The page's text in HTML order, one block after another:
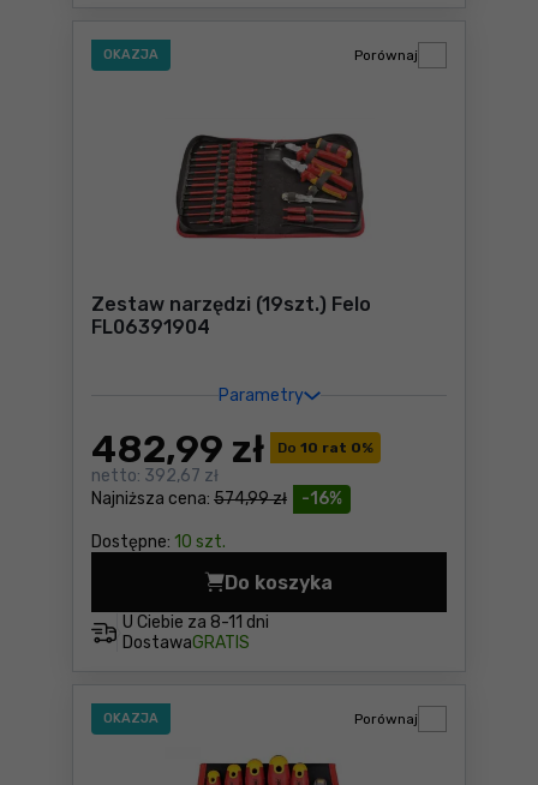
OKAZJA
Zestaw narzędzi (19szt.) Felo
FL06391904
Parametry
Do 10 rat 0%
-16%
Najniższa cena: 574,99 zł
482,99 zł
netto: 392,67 zł
Dostępne: 10 szt.
Porównaj
U Ciebie za 8-11 dni
DostawaGRATIS
Do koszyka
Zestaw narzędzi (19szt.)
OKAZJA Porównaj